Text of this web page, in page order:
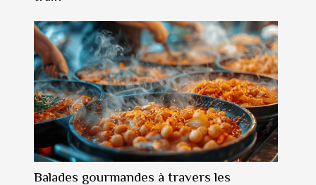
Balades gourmandes à travers les